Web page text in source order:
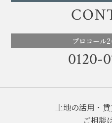
プロコール
0120-
土地の活用・
ご相談